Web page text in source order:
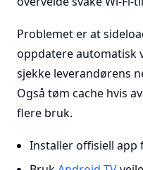
Problemet er at
oppdatere automatisk
sjekke leverandørens
Også tøm cache hvis
flere bruk.
Installer offisiell app